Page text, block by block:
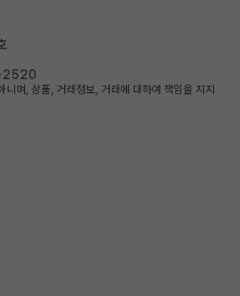
2520
니며, 상품, 거래정보, 거래에 대하여 책임을 지지